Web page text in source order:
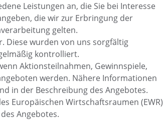
Leistungen an, die Sie bei Interesse
die wir zur Erbringung der
gelten.
Diese wurden von uns sorgfältig
kontrolliert.
Aktionsteilnahmen, Gewinnspiele,
werden. Nähere Informationen
in der Beschreibung des Angebotes.
Europäischen Wirtschaftsraumen (EWR)
Angebotes.